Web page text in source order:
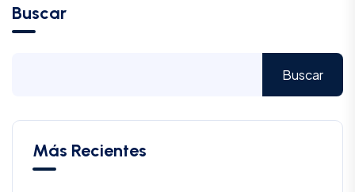
Buscar
Buscar
Más Recientes